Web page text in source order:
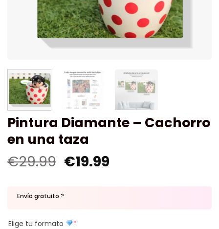
Pintura Diamante – Cachorro
en una taza
€29.99 €19.99
Envío gratuito ?
Elige tu formato *